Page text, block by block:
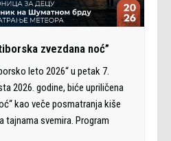
zvezdana noć”
leto 2026“ u petak 7.
2026. godine, biće upriličena
kao veče posmatranja kiše
tajnama svemira. Program